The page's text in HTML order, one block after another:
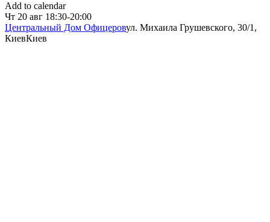
Add to calendar
Чт 20 авг 18:30-20:00
Центральный Дом Офицеровул. Михаила Грушевского, 30/1,
КиевКиев